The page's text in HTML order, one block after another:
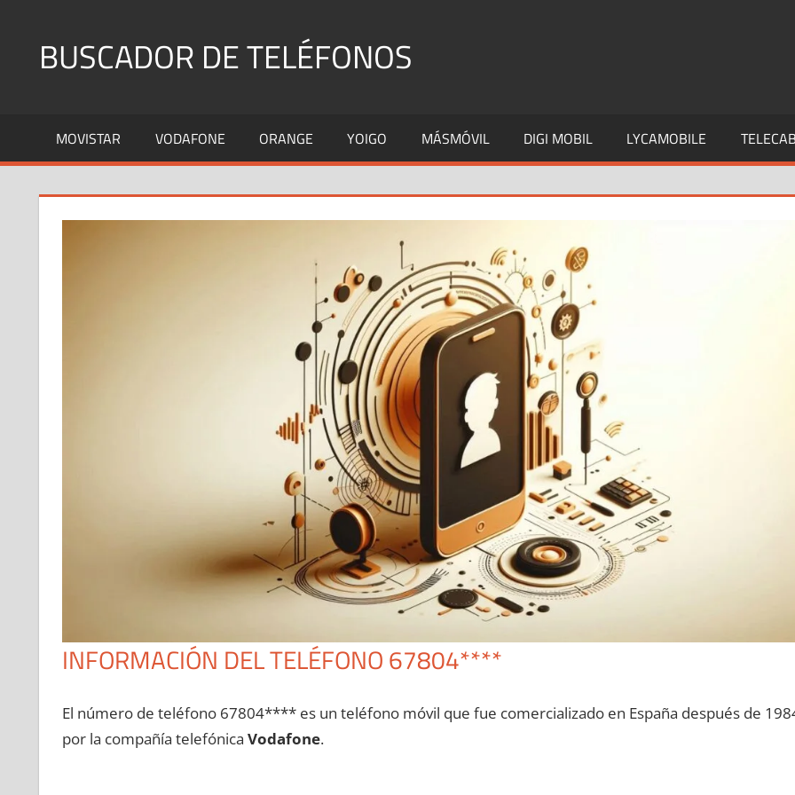
contenidoBUSCADOR DE TELÉFONOS
Fijos
y
MOVISTAR VODAFONE ORANGE YOIGO MÁSMÓVIL DIGI MOBIL LYCAMOBILE
INFORMACIÓN DEL TELÉFONO 67804****
El número dе teléfono 67804**** es un teléfono móvil quе fue comercializado en España después dе
pοr la compañía telefónica Vodafone.